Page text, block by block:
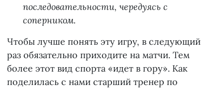
последовательности, чередуясь с
соперником.
Чтобы лучше понять эту игру, в следующий
раз обязательно приходите на матчи. Тем
более этот вид спорта «идет в гору». Как
поделилась с нами старший тренер по